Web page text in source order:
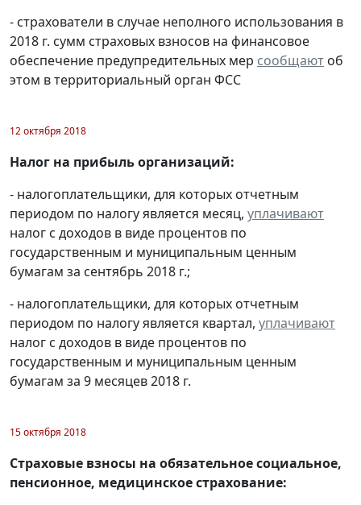
- страхователи в случае неполного использования в
2018 г. сумм страховых взносов на финансовое
обеспечение предупредительных мер сообщают об
этом в территориальный орган ФСС
12 октября 2018
Налог на прибыль организаций:
- налогоплательщики, для которых отчетным
периодом по налогу является месяц, уплачивают
налог с доходов в виде процентов по
государственным и муниципальным ценным
бумагам за сентябрь 2018 г.;
- налогоплательщики, для которых отчетным
периодом по налогу является квартал, уплачивают
налог с доходов в виде процентов по
государственным и муниципальным ценным
бумагам за 9 месяцев 2018 г.
15 октября 2018
Страховые взносы на обязательное социальное,
пенсионное, медицинское страхование: